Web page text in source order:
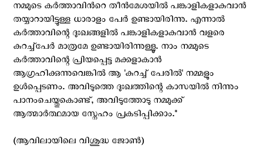
നമ്മുടെ കര്‍ത്താവിന്‍റെ തീന്‍മേശയില്‍ പങ്കാളികളാകുവാന്‍
തയ്യാറായിട്ടുള്ള ധാരാളം പേര്‍ ഉണ്ടായിരിന്നു. എന്നാല്‍
കര്‍ത്താവിന്റെ ദുഃഖങ്ങളില്‍ പങ്കാളികളാകുവാന്‍ വളരെ
കുറച്ച്പേര്‍ മാത്രമേ ഉണ്ടായിരിന്നുള്ളൂ. നാം നമ്മുടെ
കര്‍ത്താവിന്റെ പ്രിയപ്പെട്ട മക്കളാകാന്‍
ആഗ്രഹിക്കുന്നുവെങ്കില്‍ ആ 'കുറച്ച് പേരില്‍' നമ്മളും
ഉള്‍പ്പെടണം. അവിടുത്തെ ദുഃഖത്തിന്റെ കാസയില്‍ നിന്നും
പാനംചെയ്തുകൊണ്ട്, അവിടുത്തോടു നമ്മുക്ക്
ആത്മാര്‍ത്ഥമായ സ്നേഹം പ്രകടിപ്പിക്കാം."
(ആവിലായിലെ വിശുദ്ധ ജോണ്‍)